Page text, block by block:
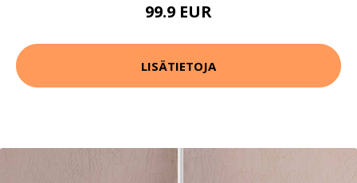
99.9 EUR
LISÄTIETOJA